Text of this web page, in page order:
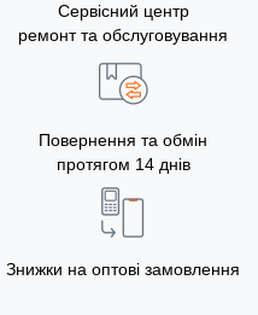
Сервісний центр
ремонт та обслуговування
Повернення та обмін
протягом 14 днів
Знижки на оптові замовлення